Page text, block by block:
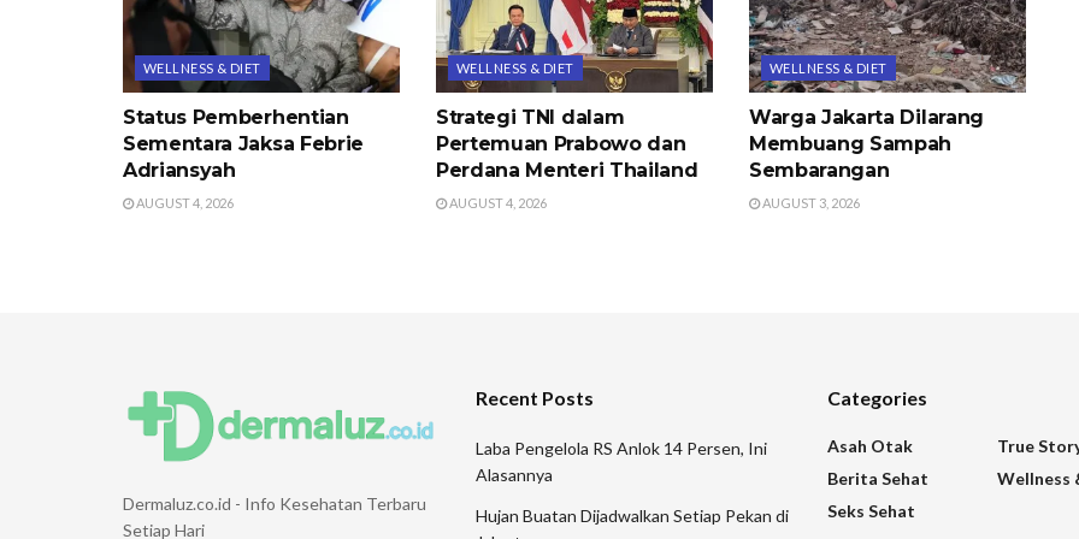
WELLNESS & DIET
Status Pemberhentian
Sementara Jaksa Febrie
Adriansyah
AUGUST 4, 2026
WELLNESS & DIET
Strategi TNI dalam
Pertemuan Prabowo dan
Perdana Menteri Thailand
AUGUST 4, 2026
WELLNESS & DIET
Warga Jakarta Dilarang
Membuang Sampah
Sembarangan
AUGUST 3, 2026
Dermaluz.co.id - Info Kesehatan Terbaru
Setiap Hari
Recent Posts
Laba Pengelola RS Anlok 14 Persen, Ini
Alasannya
Hujan Buatan Dijadwalkan Setiap Pekan di
Categories
Asah Otak
Berita Sehat
Seks Sehat
True
Wellness